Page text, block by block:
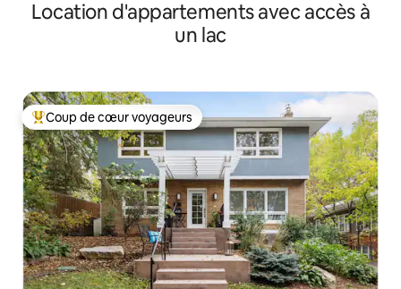
Location d'appartements avec accès à
un lac
Coups de cœur voyageurs les plus appréciés
Coup de cœur voyageurs